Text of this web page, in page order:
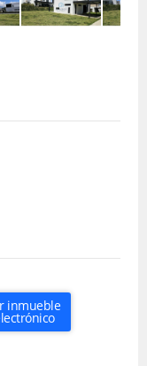
inmueble